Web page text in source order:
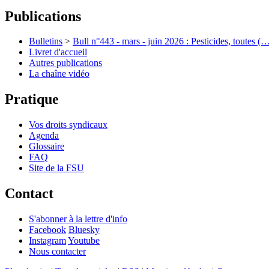
Publications
Bulletins > Bull n°443 - mars - juin 2026 : Pesticides, toutes
Livret d'accueil
Autres publications
La chaîne vidéo
Pratique
Vos droits syndicaux
Agenda
Glossaire
FAQ
Site de la FSU
Contact
S'abonner à la lettre d'info
Facebook Bluesky
InstagramYoutube
Nous contacter